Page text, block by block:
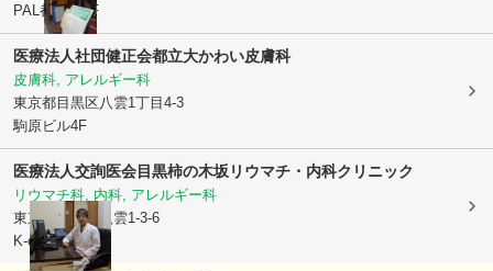
PAL都立大3F
医療法人社団健正会都立大かわい皮膚科
皮膚科, アレルギー科
東京都目黒区 八雲1丁目4-3
駒原ビル4F
医療法人交詢医会目黒柿の木坂リウマチ・内科クリニック
リウマチ科, 内科, アレルギー科
東京都目黒区
八雲1-3-6
K-cross 2階